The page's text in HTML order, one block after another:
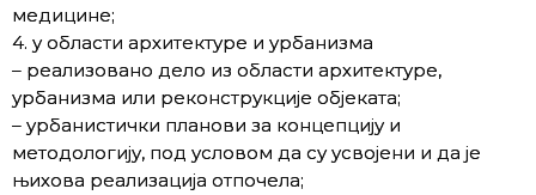
медицине;
4. у области архитектуре и урбанизма
– реализовано дело из области архитектуре,
урбанизма или реконструкције објеката;
– урбанистички планови за концепцију и
методологију, под условом да су усвојени и да је
њихова реализација отпочела;